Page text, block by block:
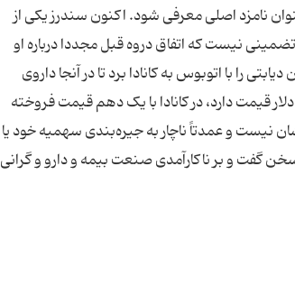
نامزد اصلی معرفی شود. اکنون سندرز یکی از
نامزد دموکرات است؛ اگر چه تضمینی نیست که اتفاق دروه قبل مجددا درباره او
را با اتوبوس به کانادا برد تا در آنجا داروی
انسولین مورد نیاز خود را تهیه کنند. انسولین که اکنون در آمریکا بیش از 1000 دلار قیمت دارد، در کانادا با یک دهم قیمت فروخته
نیست و عمدتاً ناچار به جیره‌بندی سهمیه خود یا
گفت و بر ناکارآمدی صنعت بیمه و دارو و گرانی